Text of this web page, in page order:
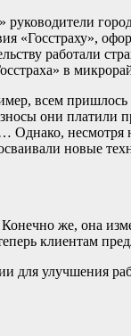
«Госстраху»,
работали
в
всем
они
Однако,
новые
же, она
клиентам
для улучшения